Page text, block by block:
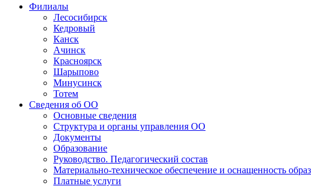
Филиалы
Лесосибирск
Кедровый
Канск
Ачинск
Красноярск
Шарыпово
Минусинск
Тотем
Сведения об ОО
Основные сведения
Структура и органы управления ОО
Документы
Образование
Руководство. Педагогический состав
Материально-техническое обеспечение и оснащенность
Платные услуги